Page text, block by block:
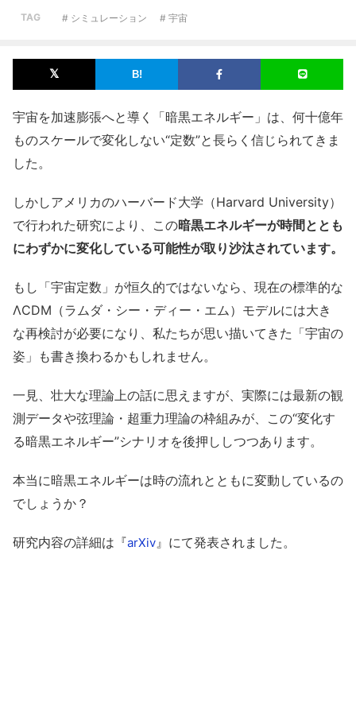
TAG # シミュレーション # 宇宙
宇宙を加速膨張へと導く「暗黒エネルギー」は、何十億年
ものスケールで変化しない“定数”と長らく信じられてきま
した。
しかしアメリカのハーバード大学（Harvard University）
で行われた研究により、この暗黒エネルギーが時間ととも
にわずかに変化している可能性が取り沙汰されています。
もし「宇宙定数」が恒久的ではないなら、現在の標準的な
ΛCDM（ラムダ・シー・ディー・エム）モデルには大き
な再検討が必要になり、私たちが思い描いてきた「宇宙の
姿」も書き換わるかもしれません。
一見、壮大な理論上の話に思えますが、実際には最新の観
測データや弦理論・超重力理論の枠組みが、この“変化す
る暗黒エネルギー”シナリオを後押ししつつあります。
本当に暗黒エネルギーは時の流れとともに変動しているの
でしょうか？
研究内容の詳細は『arXiv 』にて発表されました。